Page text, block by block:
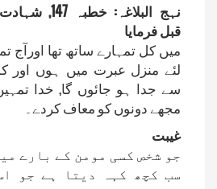
نہج البلاغہ: خطبہ
قبل فرمایا
میں کل تمہارے ساتھ تھا اورآج
لئے منزل عبرت میں ہوں اور
سے جدا ہو جائوں گا, خدا
مجھے دونوں کو معاف کردے۔
غیبت
جو شخص کسی مومن کے بارے
سب کچھ کہہ دیتا ہے جو